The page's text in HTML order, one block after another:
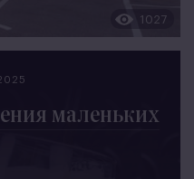
1027
маленьких